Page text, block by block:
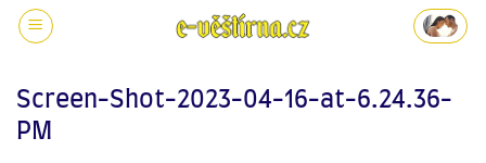
Screen-Shot-2023-04-16-at-6.24.36-
PM